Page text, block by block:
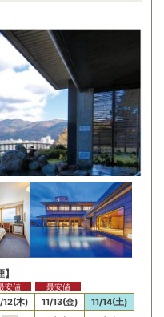
12(木)
安値
11/13(金)
最安値
11/14(土)